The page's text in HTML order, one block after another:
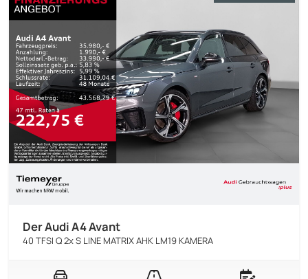
Der Audi A4 Avant
40 TFSI Q 2x S LINE MATRIX AHK LM19 KAMERA